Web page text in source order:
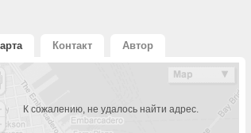
Контакт Автор
К сожалению, не удалось найти адрес.